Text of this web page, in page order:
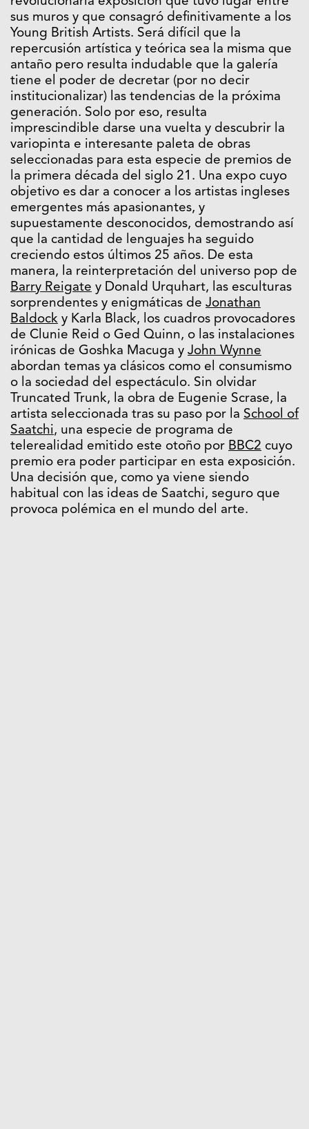
sus muros y que consagró definitivamente a los
Young British Artists. Será difícil que la
repercusión artística y teórica sea la misma que
antaño pero resulta indudable que la galería
tiene el poder de decretar (por no decir
institucionalizar) las tendencias de la próxima
generación. Solo por eso, resulta
imprescindible darse una vuelta y descubrir la
variopinta e interesante paleta de obras
seleccionadas para esta especie de premios de
la primera década del siglo 21. Una expo cuyo
objetivo es dar a conocer a los artistas ingleses
emergentes más apasionantes, y
supuestamente desconocidos, demostrando así
que la cantidad de lenguajes ha seguido
creciendo estos últimos 25 años. De esta
manera, la reinterpretación del universo pop de
Barry Reigate y Donald Urquhart, las esculturas
sorprendentes y enigmáticas de Jonathan
Baldock y Karla Black, los cuadros provocadores
de Clunie Reid o Ged Quinn, o las instalaciones
irónicas de Goshka Macuga y John Wynne
abordan temas ya clásicos como el consumismo
o la sociedad del espectáculo. Sin olvidar
Truncated Trunk, la obra de Eugenie Scrase, la
artista seleccionada tras su paso por la School of
Saatchi, una especie de programa de
telerealidad emitido este otoño por BBC2 cuyo
premio era poder participar en esta exposición.
Una decisión que, como ya viene siendo
habitual con las ideas de Saatchi, seguro que
provoca polémica en el mundo del arte.